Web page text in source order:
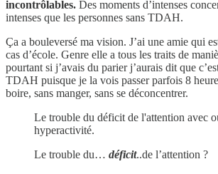
incontrôlables. Des moments d’intenses
intenses que les personnes sans TDAH.
Ça a bouleversé ma vision. J’ai une amie qui
cas d’école. Genre elle a tous les traits de
pourtant si j’avais du parier j’aurais dit que
TDAH puisque je la vois passer parfois 8
boire, sans manger, sans se déconcentrer.
Le trouble du déficit de l'attention avec
hyperactivité.
Le trouble du… déficit..de l’attention ?